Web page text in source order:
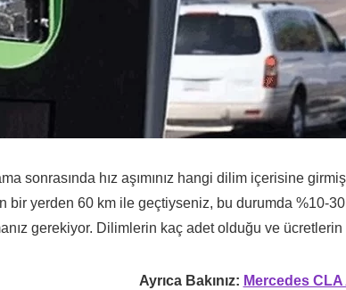
sonrasında hız aşımınız hangi dilim içerisine
bir yerden 60 km ile geçtiyseniz, bu durumda %10-
gerekiyor. Dilimlerin kaç adet olduğu ve
Ayrıca Bakınız: Mercedes CLA